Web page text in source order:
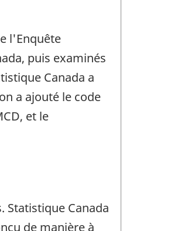
l'Enquête
puis examinés
Canada a
a ajouté le code
et le
Statistique Canada
de manière à